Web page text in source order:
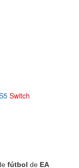
Switch
fútbol de EA